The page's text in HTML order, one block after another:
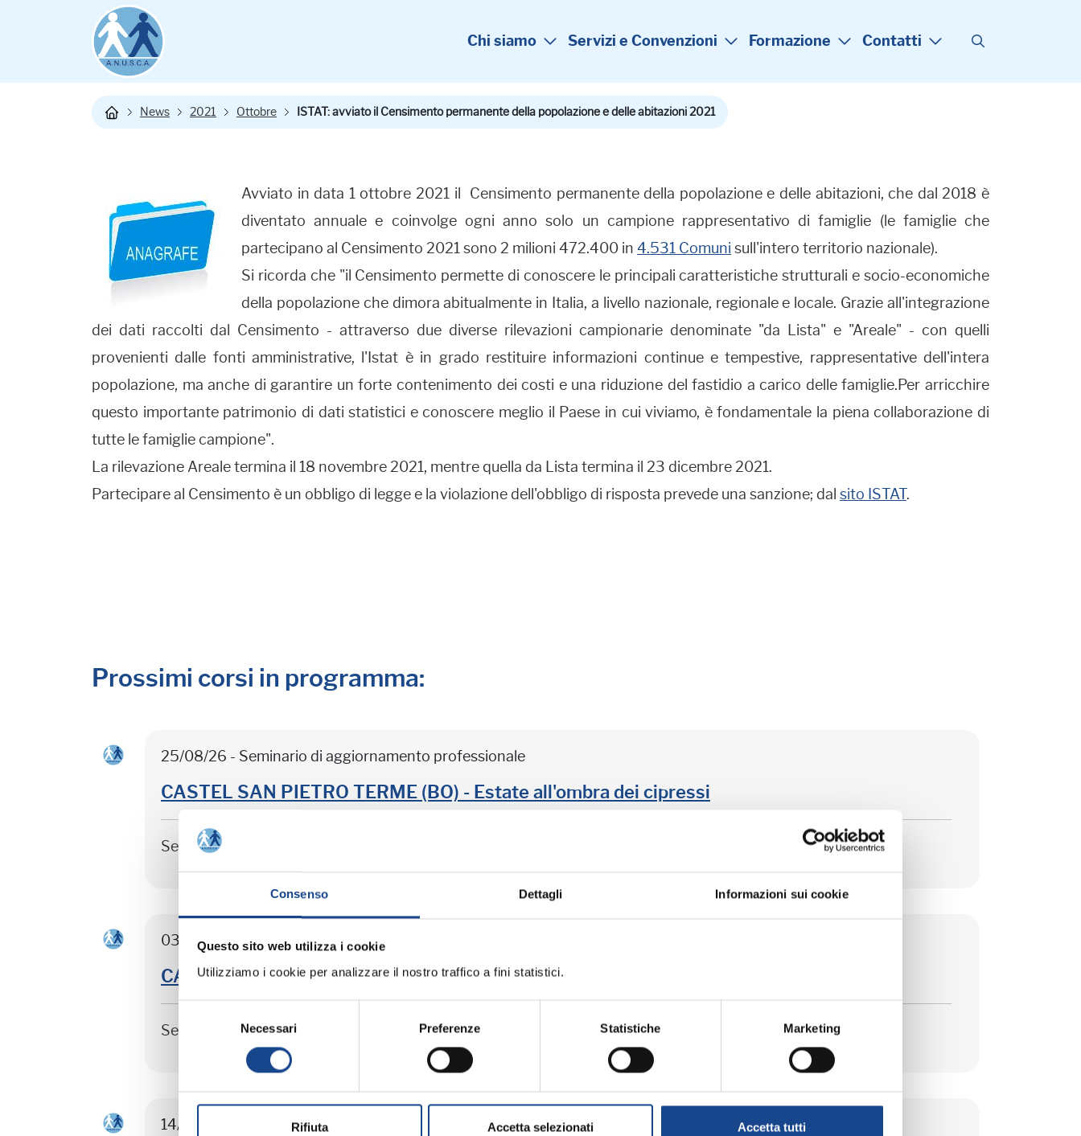
Consenso Dettagli Informazioni sui cookie
Questo sito web utilizza i cookie
Utilizziamo i cookie per analizzare il nostro traffico a fini statistici.
del
Necessari Preferenze Statistiche Marketing
Rifiuta Accetta selezionati Accetta tutti
Chi siamo Servizi e Convenzioni Formazione Contatti
News 2021 Ottobre ISTAT: avviato il Censimento permanente della popolazione e delle abitazioni 2021
Avviato in data 1 ottobre 2021 il Censimento permanente della popolazione e delle abitazioni, che dal 2018 è
diventato annuale e coinvolge ogni anno solo un campione rappresentativo di famiglie (le famiglie che
partecipano al Censimento 2021 sono 2 milioni 472.400 in 4.531 Comuni sull'intero territorio nazionale).
Si ricorda che "il Censimento permette di conoscere le principali caratteristiche strutturali e socio-economiche
della popolazione che dimora abitualmente in Italia, a livello nazionale, regionale e locale. Grazie all'integrazione
dei dati raccolti dal Censimento - attraverso due diverse rilevazioni campionarie denominate "da Lista" e "Areale" - con quelli
provenienti dalle fonti amministrative, l'Istat è in grado restituire informazioni continue e tempestive, rappresentative dell'intera
popolazione, ma anche di garantire un forte contenimento dei costi e una riduzione del fastidio a carico delle famiglie.Per arricchire
questo importante patrimonio di dati statistici e conoscere meglio il Paese in cui viviamo, è fondamentale la piena collaborazione di
tutte le famiglie campione".
La rilevazione Areale termina il 18 novembre 2021, mentre quella da Lista termina il 23 dicembre 2021.
Partecipare al Censimento è un obbligo di legge e la violazione dell'obbligo di risposta prevede una sanzione; dal sito ISTAT.
Prossimi corsi in programma:
25/08/26 - Seminario di aggiornamento professionale
CASTEL SAN PIETRO TERME (BO) - Estate all'ombra dei cipressi
Seminario di aggiornamento professionale
03/09/26 - Seminario di aggiornamento professionale
CASTEL SAN PIETRO TERME (BO) - La cittadinanza italiana dopo la legge 74/2025
Seminario di aggiornamento professionale
14/09/26 - Corso riservato agli operatori del Comune di Torre del Greco